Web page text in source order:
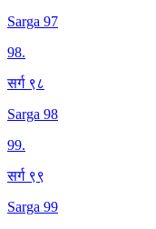
Sarga 97
98.
सर्ग ९८
Sarga 98
99.
सर्ग ९९
Sarga 99